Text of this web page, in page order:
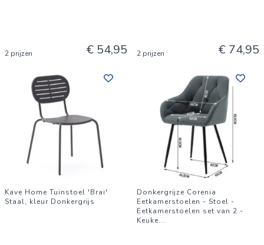
2 prijzen € 54,95 2 prijzen € 74,95
Kave Home Tuinstoel 'Brai'
Staal, kleur Donkergrijs
Donkergrijze Corenia
Eetkamerstoelen - Stoel -
Eetkamerstoelen set van 2 -
Keuke...